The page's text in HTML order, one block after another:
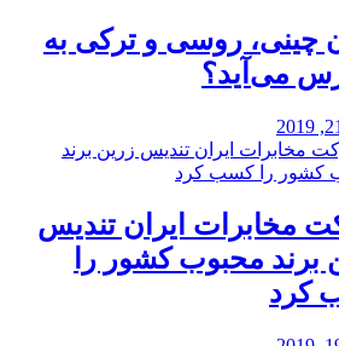
چینی، روسی و ترکی به
می‌آید؟
مخابرات ایران تندیس
برند محبوب کشور را
کرد